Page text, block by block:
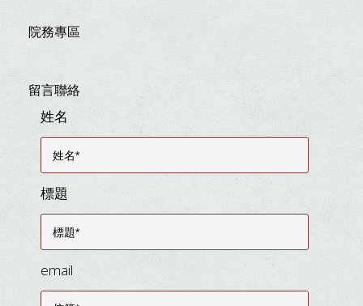
院務專區
留言聯絡
姓名
標題
email